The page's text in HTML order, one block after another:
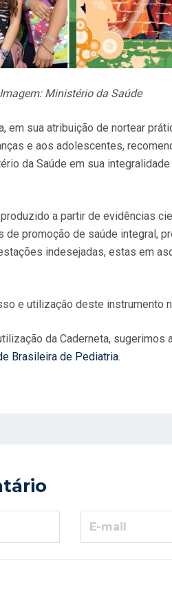
Imagem: Ministério da Saúde
em sua atribuição de nortear
e aos adolescentes,
da Saúde em sua
a partir de evidências
de promoção de saúde integral,
indesejadas, estas em
e utilização deste instrumento
da Caderneta, sugerimos
Brasileira de Pediatria.